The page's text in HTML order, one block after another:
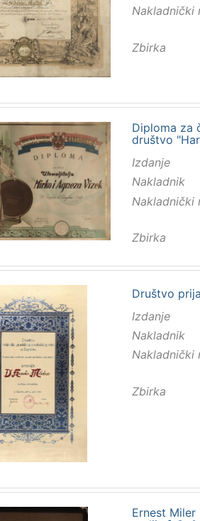
Nakladnički
Zbirka
Diploma za
društvo
Izdanje
Nakladnik
Nakladnički
Zbirka
Društvo
Izdanje
Nakladnik
Nakladnički
Zbirka
Ernest